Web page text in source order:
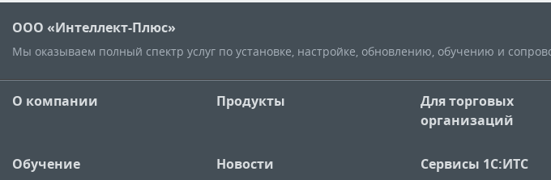
ООО «Интеллект-Плюс»
Мы оказываем полный спектр услуг по установке, настройке, обновлению, обучению и
О компании Продукты
Для торговых
организаций
Обучение Новости Сервисы 1С:ИТС